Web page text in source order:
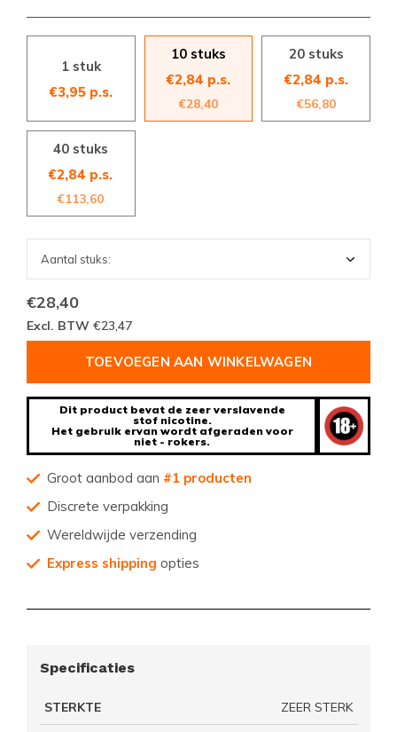
1 stuk
€3,95 p.s.
10 stuks
€2,84 p.s.
€28,40
20 stuks
€2,84 p.s.
€56,80
40 stuks
€2,84 p.s.
€113,60
€28,40
Excl. BTW €23,47
TOEVOEGEN AAN WINKELWAGEN
Dit product bevat de zeer verslavende
stof nicotine.
Het gebruik ervan wordt afgeraden voor
niet - rokers.
Groot aanbod aan #1 producten
Discrete verpakking
Wereldwijde verzending
Express shipping opties
Specificaties
STERKTE ZEER STERK